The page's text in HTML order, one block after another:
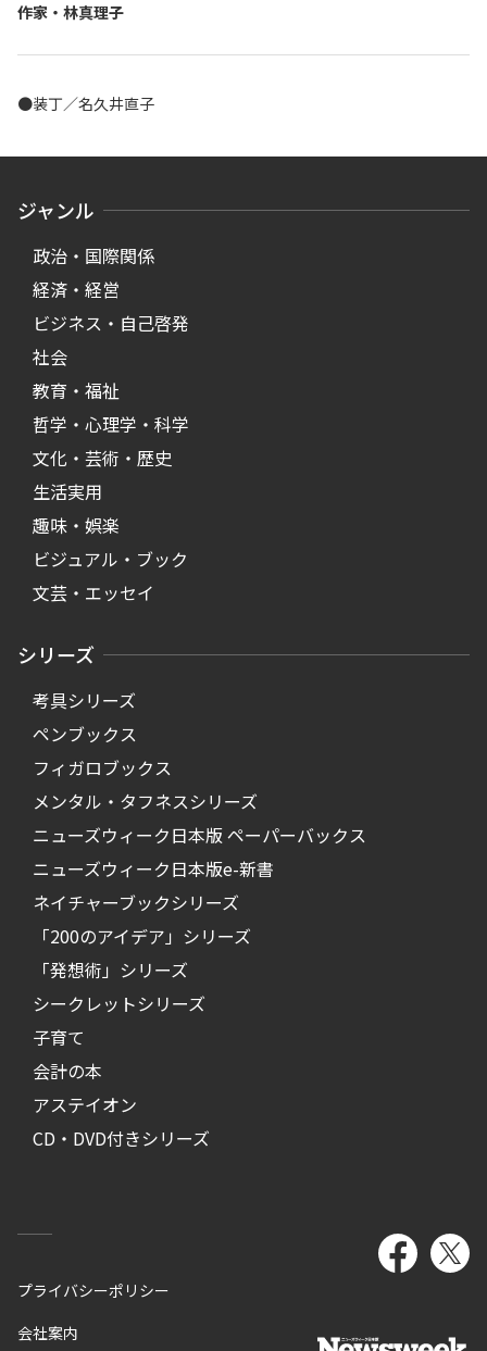
――作家・林真理子
●装丁／名久井直子
ジャンル
政治・国際関係
経済・経営
ビジネス・自己啓発
社会
教育・福祉
哲学・心理学・科学
文化・芸術・歴史
生活実用
趣味・娯楽
ビジュアル・ブック
文芸・エッセイ
シリーズ
考具シリーズ
ペンブックス
フィガロブックス
メンタル・タフネスシリーズ
ニューズウィーク日本版 ペーパーバックス
ニューズウィーク日本版e-新書
ネイチャーブックシリーズ
「200のアイデア」シリーズ
「発想術」シリーズ
シークレットシリーズ
子育て
会計の本
アステイオン
CD・DVD付きシリーズ
プライバシーポリシー
会社案内